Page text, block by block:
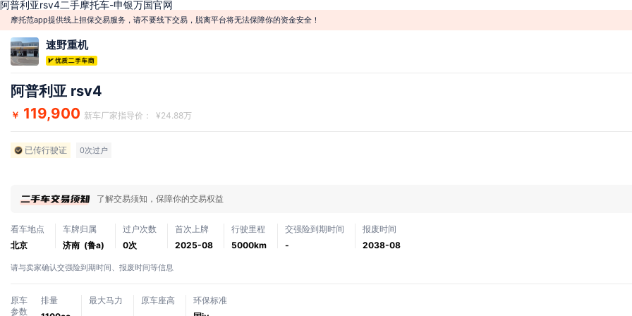
阿普利亚rsv4二手摩托车-申银万国官网
摩托范app提供线上担保交易服务，请不要线下交易，脱离平台将无法保障你的资金安全！
速野重机
阿普利亚 rsv4
￥ 119,900 新车厂家指导价： ¥24.88万
已传行驶证 0次过户
了解交易须知，保障你的交易权益
看车地点
北京
车牌归属
济南 (鲁a)
过户次数
0次
首次上牌
2025-08
行驶里程
5000km
交强险到期时间
-
报废时间
2038-08
请与卖家确认交强险到期时间、报废时间等信息
原车
参数
排量
最大马力
原车座高
环保标准